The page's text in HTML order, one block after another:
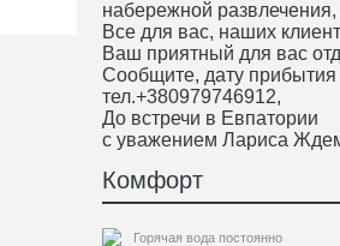
набережной
Все для вас, наших
Ваш приятный для вас
Сообщите, дату
тел.+380979746912,
До встречи в Евпатории
с уважением Лариса
Комфорт
Горячая вода постоянно